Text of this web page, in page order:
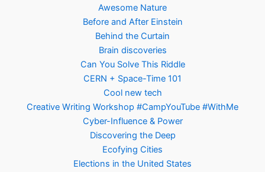
Awesome Nature
Before and After Einstein
Behind the Curtain
Brain discoveries
Can You Solve This Riddle
CERN + Space-Time 101
Cool new tech
Creative Writing Workshop #CampYouTube #WithMe
Cyber-Influence & Power
Discovering the Deep
Ecofying Cities
Elections in the United States